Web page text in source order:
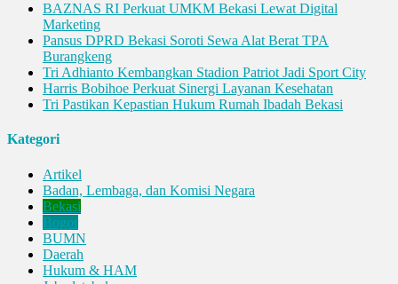
BAZNAS RI Perkuat UMKM Bekasi Lewat Digital
Marketing
Pansus DPRD Bekasi Soroti Sewa Alat Berat TPA
Burangkeng
Tri Adhianto Kembangkan Stadion Patriot Jadi Sport City
Harris Bobihoe Perkuat Sinergi Layanan Kesehatan
Tri Pastikan Kepastian Hukum Rumah Ibadah Bekasi
Kategori
Artikel
Badan, Lembaga, dan Komisi Negara
Bekasi
Bogor
BUMN
Daerah
Hukum & HAM